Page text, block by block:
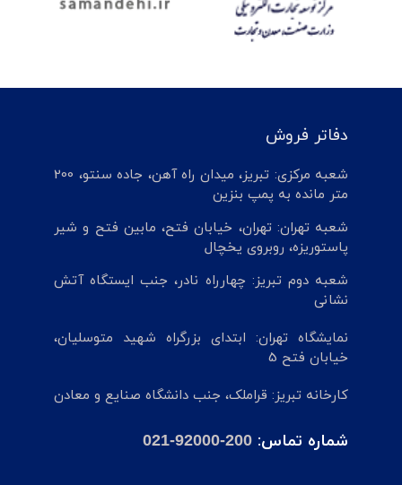
دفاتر فروش
شعبه مرکزی: تبریز، میدان راه آهن، جاده سنتو، 200
متر مانده به پمپ بنزین
شعبه تهران: تهران، خیابان فتح، مابین فتح و شیر
پاستوریزه، روبروی یخچال
شعبه دوم تبریز: چهارراه نادر، جنب ایستگاه آتش
نشانی
نمایشگاه تهران: ابتدای بزرگراه شهید متوسلیان،
خیابان فتح 5
کارخانه تبریز: قراملک، جنب دانشگاه صنایع و معادن
شماره تماس: 021-92000-200